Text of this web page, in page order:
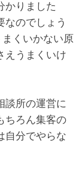
かりました
なのでしょう
くいかない原
えうまくいけ
談所の運営に
ちろん集客の
自分でやらな